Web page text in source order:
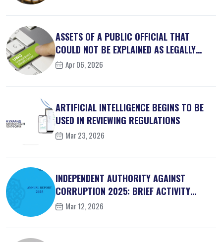
ASSETS OF A PUBLIC OFFICIAL THAT
COULD NOT BE EXPLAINED AS LEGALLY
OBT...
Apr 06, 2026
ARTIFICIAL INTELLIGENCE BEGINS TO BE
USED IN REVIEWING REGULATIONS
Mar 23, 2026
INDEPENDENT AUTHORITY AGAINST
CORRUPTION 2025: BRIEF ACTIVITY
REPORT
Mar 12, 2026